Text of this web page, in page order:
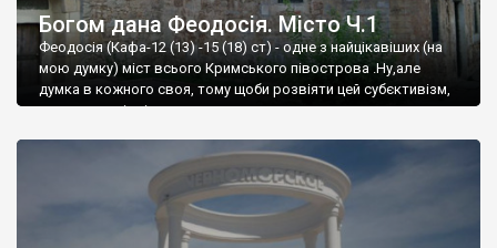
Богом дана Феодосія. Місто Ч.1
Феодосія (Кафа-12 (13) -15 (18) ст) - одне з найцікавіших (на
мою думку) міст всього Кримського півострова .Ну,але
думка в кожного своя, тому щоби розвіяти цей субєктивізм,
запрошую відвідати це